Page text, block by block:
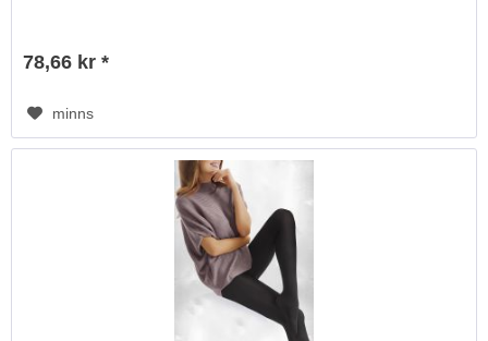
78,66 kr *
minns